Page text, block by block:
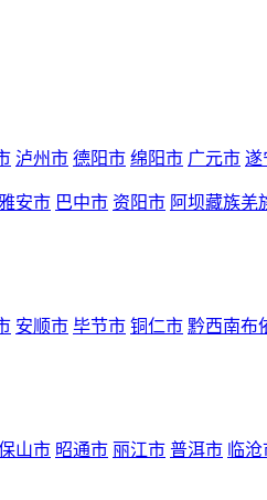
泸州市 德阳市 绵阳市 广元市 遂
雅安市 巴中市 资阳市 阿坝藏族羌
安顺市 毕节市 铜仁市 黔西南布
山市 昭通市 丽江市 普洱市 临